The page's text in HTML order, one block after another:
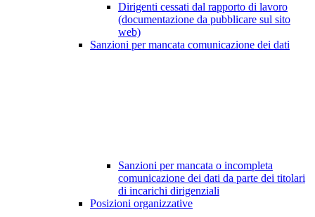
Dirigenti cessati dal rapporto di lavoro
(documentazione da pubblicare sul sito
web)
Sanzioni per mancata comunicazione dei dati
Sanzioni per mancata o incompleta
comunicazione dei dati da parte dei titolari
di incarichi dirigenziali
Posizioni organizzative